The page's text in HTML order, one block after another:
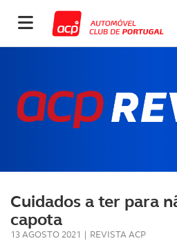
Cuidados a ter para
capota
13 AGOSTO 2021 | REVISTA ACP